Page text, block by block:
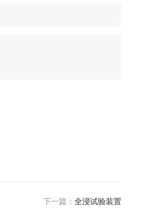
下一篇： 全浸试验装置